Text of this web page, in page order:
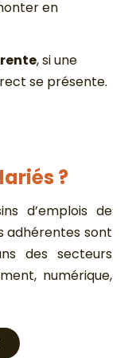
en
, si une
se présente.
?
d’emplois de
adhérentes sont
des secteurs
numérique,